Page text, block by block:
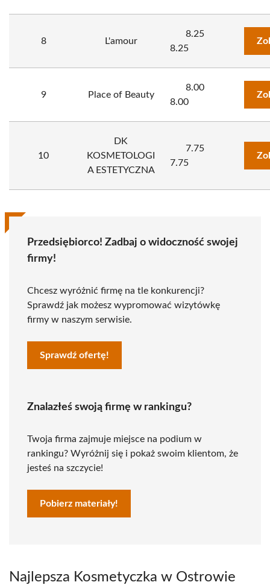
8 L'amour
8.25
8.25
9 Place of Beauty
8.00
8.00
10
DK
KOSMETOLOGI
A ESTETYCZNA
7.75
7.75
Przedsiębiorco! Zadbaj o widoczność swojej
firmy!
Chcesz wyróżnić firmę na tle konkurencji?
Sprawdź jak możesz wypromować wizytówkę
firmy w naszym serwisie.
Sprawdź ofertę!
Znalazłeś swoją firmę w rankingu?
Twoja firma zajmuje miejsce na podium w
rankingu? Wyróżnij się i pokaż swoim klientom, że
jesteś na szczycie!
Pobierz materiały!
Najlepsza Kosmetyczka w Ostrowie